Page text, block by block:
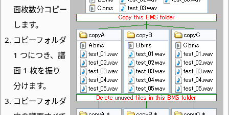
面枚数分コピー
します。
コピーフォルダ
1 つにつき、譜
面 1 枚を振り
分けます。
コピーフォルダ